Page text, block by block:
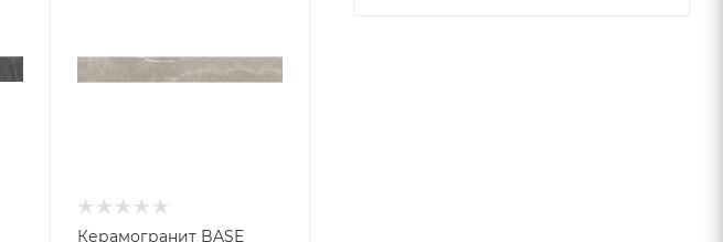
Керамогранит BASE